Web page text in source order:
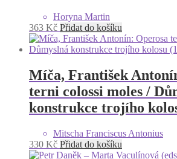
Horyna Martin
363 Kč Přidat do košíku
Míča, František
terni colossi moles /
konstrukce trojího
Mitscha Franciscus Antonius
330 Kč Přidat do košíku